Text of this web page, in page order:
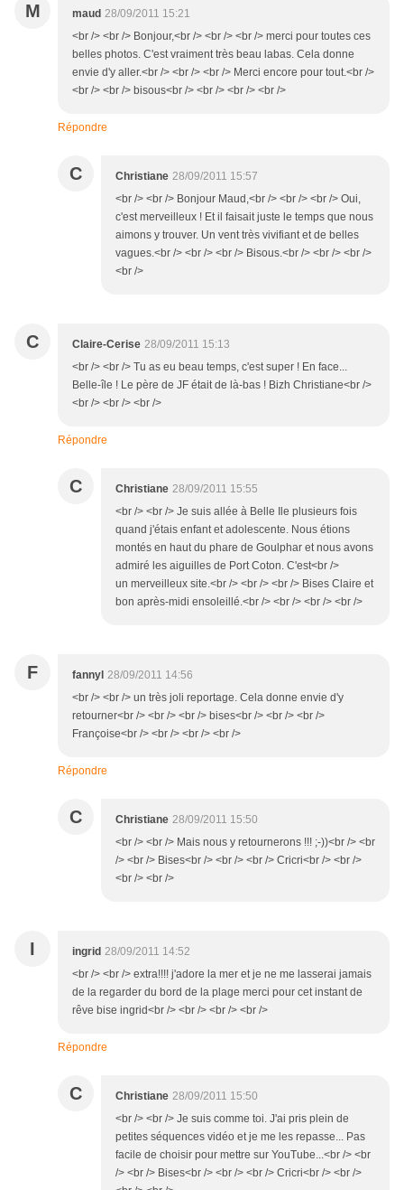
M maud 28/09/2011 15:21
<br /> <br /> Bonjour,<br /> <br /> <br /> merci pour toutes ces
belles photos. C'est vraiment très beau labas. Cela donne
envie d'y aller.<br /> <br /> <br /> Merci encore pour tout.<br />
<br /> <br /> bisous<br /> <br /> <br /> <br />
Répondre
C Christiane 28/09/2011 15:57
<br /> <br /> Bonjour Maud,<br /> <br /> <br /> Oui,
c'est merveilleux ! Et il faisait juste le temps que nous
aimons y trouver. Un vent très vivifiant et de belles
vagues.<br /> <br /> <br /> Bisous.<br /> <br /> <br />
<br />
C Claire-Cerise 28/09/2011 15:13
<br /> <br /> Tu as eu beau temps, c'est super ! En face...
Belle-île ! Le père de JF était de là-bas ! Bizh Christiane<br />
<br /> <br /> <br />
Répondre
C Christiane 28/09/2011 15:55
<br /> <br /> Je suis allée à Belle Ile plusieurs fois
quand j'étais enfant et adolescente. Nous étions
montés en haut du phare de Goulphar et nous avons
admiré les aiguilles de Port Coton. C'est<br />
un merveilleux site.<br /> <br /> <br /> Bises Claire et
bon après-midi ensoleillé.<br /> <br /> <br /> <br />
F fannyl 28/09/2011 14:56
<br /> <br /> un très joli reportage. Cela donne envie d'y
retourner<br /> <br /> <br /> bises<br /> <br /> <br />
Françoise<br /> <br /> <br /> <br />
Répondre
C Christiane 28/09/2011 15:50
<br /> <br /> Mais nous y retournerons !!! ;-))<br /> <br
/> <br /> Bises<br /> <br /> <br /> Cricri<br /> <br />
<br /> <br />
I ingrid 28/09/2011 14:52
<br /> <br /> extra!!!! j'adore la mer et je ne me lasserai jamais
de la regarder du bord de la plage merci pour cet instant de
rêve bise ingrid<br /> <br /> <br /> <br />
Répondre
C Christiane 28/09/2011 15:50
<br /> <br /> Je suis comme toi. J'ai pris plein de
petites séquences vidéo et je me les repasse... Pas
facile de choisir pour mettre sur YouTube...<br /> <br
/> <br /> Bises<br /> <br /> <br /> Cricri<br /> <br />